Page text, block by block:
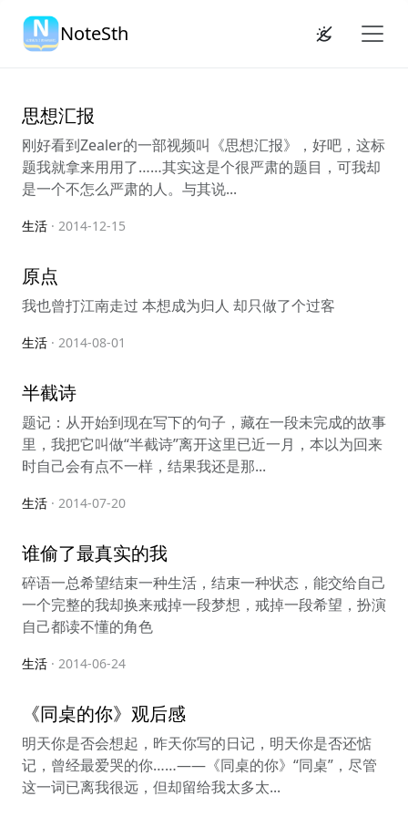
NoteSth
思想汇报
刚好看到Zealer的一部视频叫《思想汇报》，好吧，这标
题我就拿来用用了……其实这是个很严肃的题目，可我却
是一个不怎么严肃的人。与其说...
生活 · 2014-12-15
原点
我也曾打江南走过 本想成为归人 却只做了个过客
生活 · 2014-08-01
半截诗
题记：从开始到现在写下的句子，藏在一段未完成的故事
里，我把它叫做“半截诗”离开这里已近一月，本以为回来
时自己会有点不一样，结果我还是那...
生活 · 2014-07-20
谁偷了最真实的我
碎语一总希望结束一种生活，结束一种状态，能交给自己
一个完整的我却换来戒掉一段梦想，戒掉一段希望，扮演
自己都读不懂的角色
生活 · 2014-06-24
《同桌的你》观后感
明天你是否会想起，昨天你写的日记，明天你是否还惦
记，曾经最爱哭的你……——《同桌的你》“同桌”，尽管
这一词已离我很远，但却留给我太多太...